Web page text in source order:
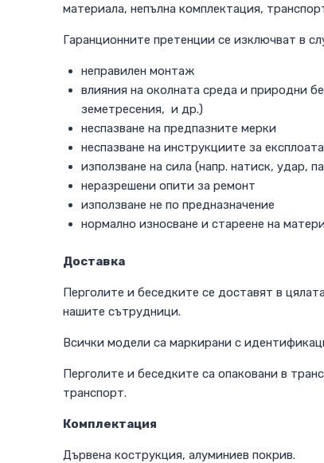
материала, непълна комплектация,
Гаранционните претенции се изключват в
неправилен монтаж
влияния на околната среда и природни
земетресения, и др.)
неспазване на предпазните мерки
неспазване на инструкциите за
използване на сила (напр. натиск, удар,
неразрешени опити за ремонт
използване не по предназначение
нормално износване и стареене на
Доставка
Перголите и беседките се доставят в
нашите сътрудници.
Всички модели са маркирани с
Перголите и беседките са опаковани в
транспорт.
Комплектация
Дървена кострукция, алуминиев покрив.